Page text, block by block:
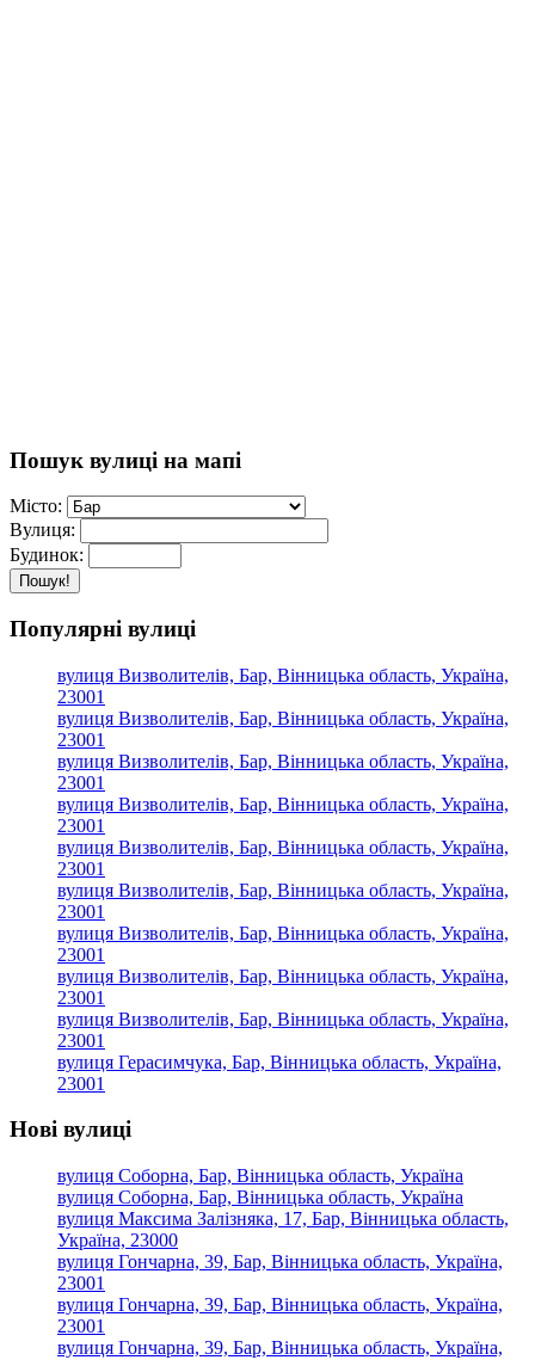
Пошук вулиці на мапі
Місто:
Вулиця:
Будинок:
Пошук!
Популярні вулиці
вулиця Визволителів, Бар, Вінницька область, Україна,
23001
вулиця Визволителів, Бар, Вінницька область, Україна,
23001
вулиця Визволителів, Бар, Вінницька область, Україна,
23001
вулиця Визволителів, Бар, Вінницька область, Україна,
23001
вулиця Визволителів, Бар, Вінницька область, Україна,
23001
вулиця Визволителів, Бар, Вінницька область, Україна,
23001
вулиця Визволителів, Бар, Вінницька область, Україна,
23001
вулиця Визволителів, Бар, Вінницька область, Україна,
23001
вулиця Визволителів, Бар, Вінницька область, Україна,
23001
вулиця Герасимчука, Бар, Вінницька область, Україна,
23001
Нові вулиці
вулиця Соборна, Бар, Вінницька область, Україна
вулиця Соборна, Бар, Вінницька область, Україна
вулиця Максима Залізняка, 17, Бар, Вінницька область,
Україна, 23000
вулиця Гончарна, 39, Бар, Вінницька область, Україна,
23001
вулиця Гончарна, 39, Бар, Вінницька область, Україна,
23001
вулиця Гончарна, 39, Бар, Вінницька область, Україна,